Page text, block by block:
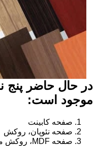
در حال حاضر پنج
موجود است:
صفحه کابینت
صفحه نئوپان، روکش
صفحه MDF، روکش ملامینه